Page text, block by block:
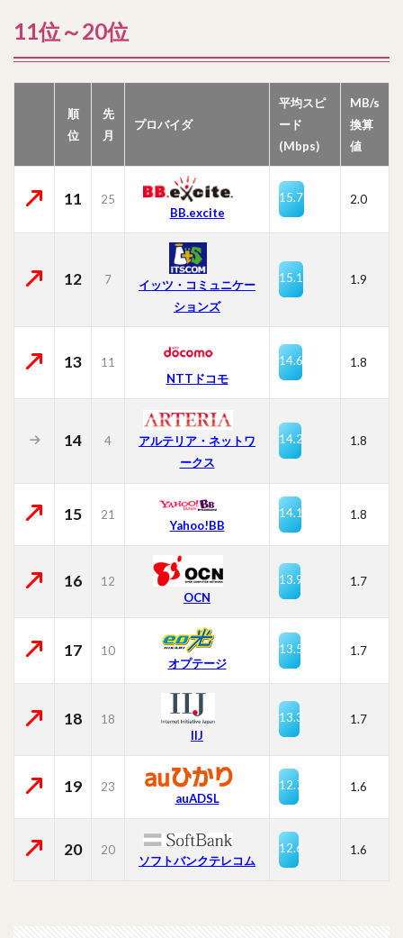
11位～20位
順
位
先
月
プロバイダ
平均スピ
ード
(Mbps)
MB/s
換算
値
11
25
BB.excite
15.7 2.0
12 7
イッツ・コミュニケー
ションズ
15.1 1.9
13
11
NTTドコモ
14.6 1.8
14 4
アルテリア・ネットワ
ークス
14.2 1.8
15 21
Yahoo!BB
14.1 1.8
16
12
OCN
13.9 1.7
17
10
オプテージ
13.5 1.7
18
18
IIJ
13.3 1.7
19
23
auADSL
12.7 1.6
20 20
ソフトバンクテレコム
12.6 1.6